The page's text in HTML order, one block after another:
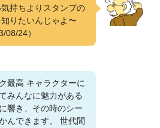
持ちよりスタンプの
りたいんじゃよ〜
08/24）
最高 キャラクターに
みんなに魅力がある
響き、その時のシー
んできます。 世代間